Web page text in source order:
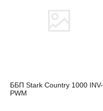
ББП Stark Country 1000 INV-
PWM